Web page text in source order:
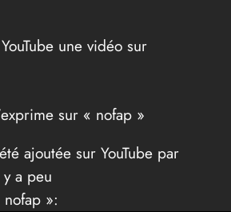
une vidéo sur
sur « nofap »
ajoutée sur YouTube par
a peu
»: